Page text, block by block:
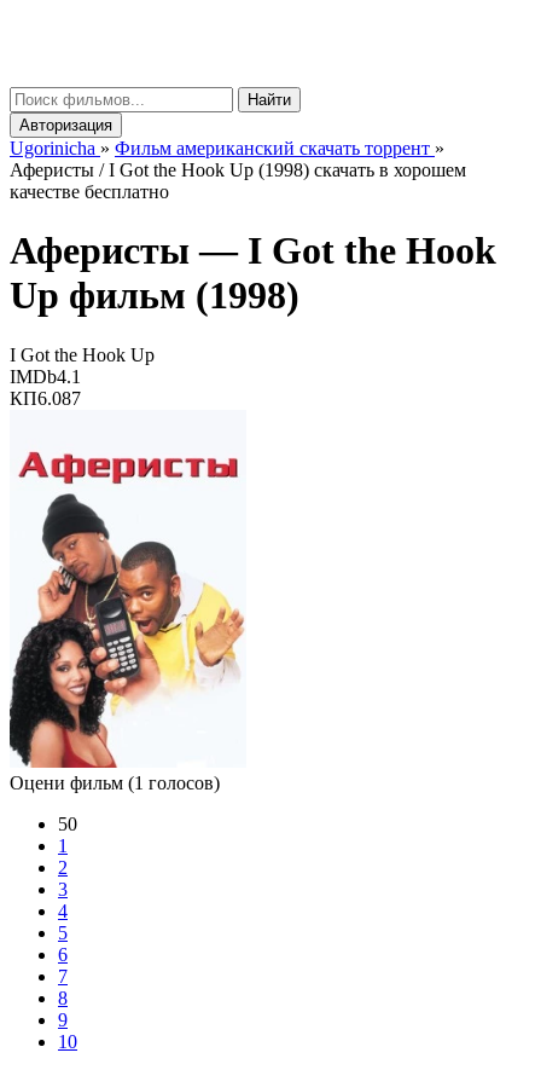
Найти
Авторизация
Ugorinicha » Фильм американский скачать торрент »
Аферисты / I Got the Hook Up (1998) скачать в хорошем
качестве бесплатно
Аферисты — I Got the Hook
Up фильм (1998)
I Got the Hook Up
IMDb4.1
КП6.087
Оцени фильм (1 голосов)
50
1
2
3
4
5
6
7
8
9
10